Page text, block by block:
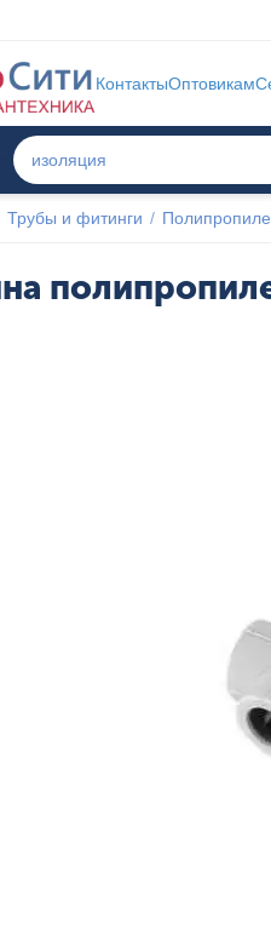
КонтактыОптовикам
Трубы и фитинги /